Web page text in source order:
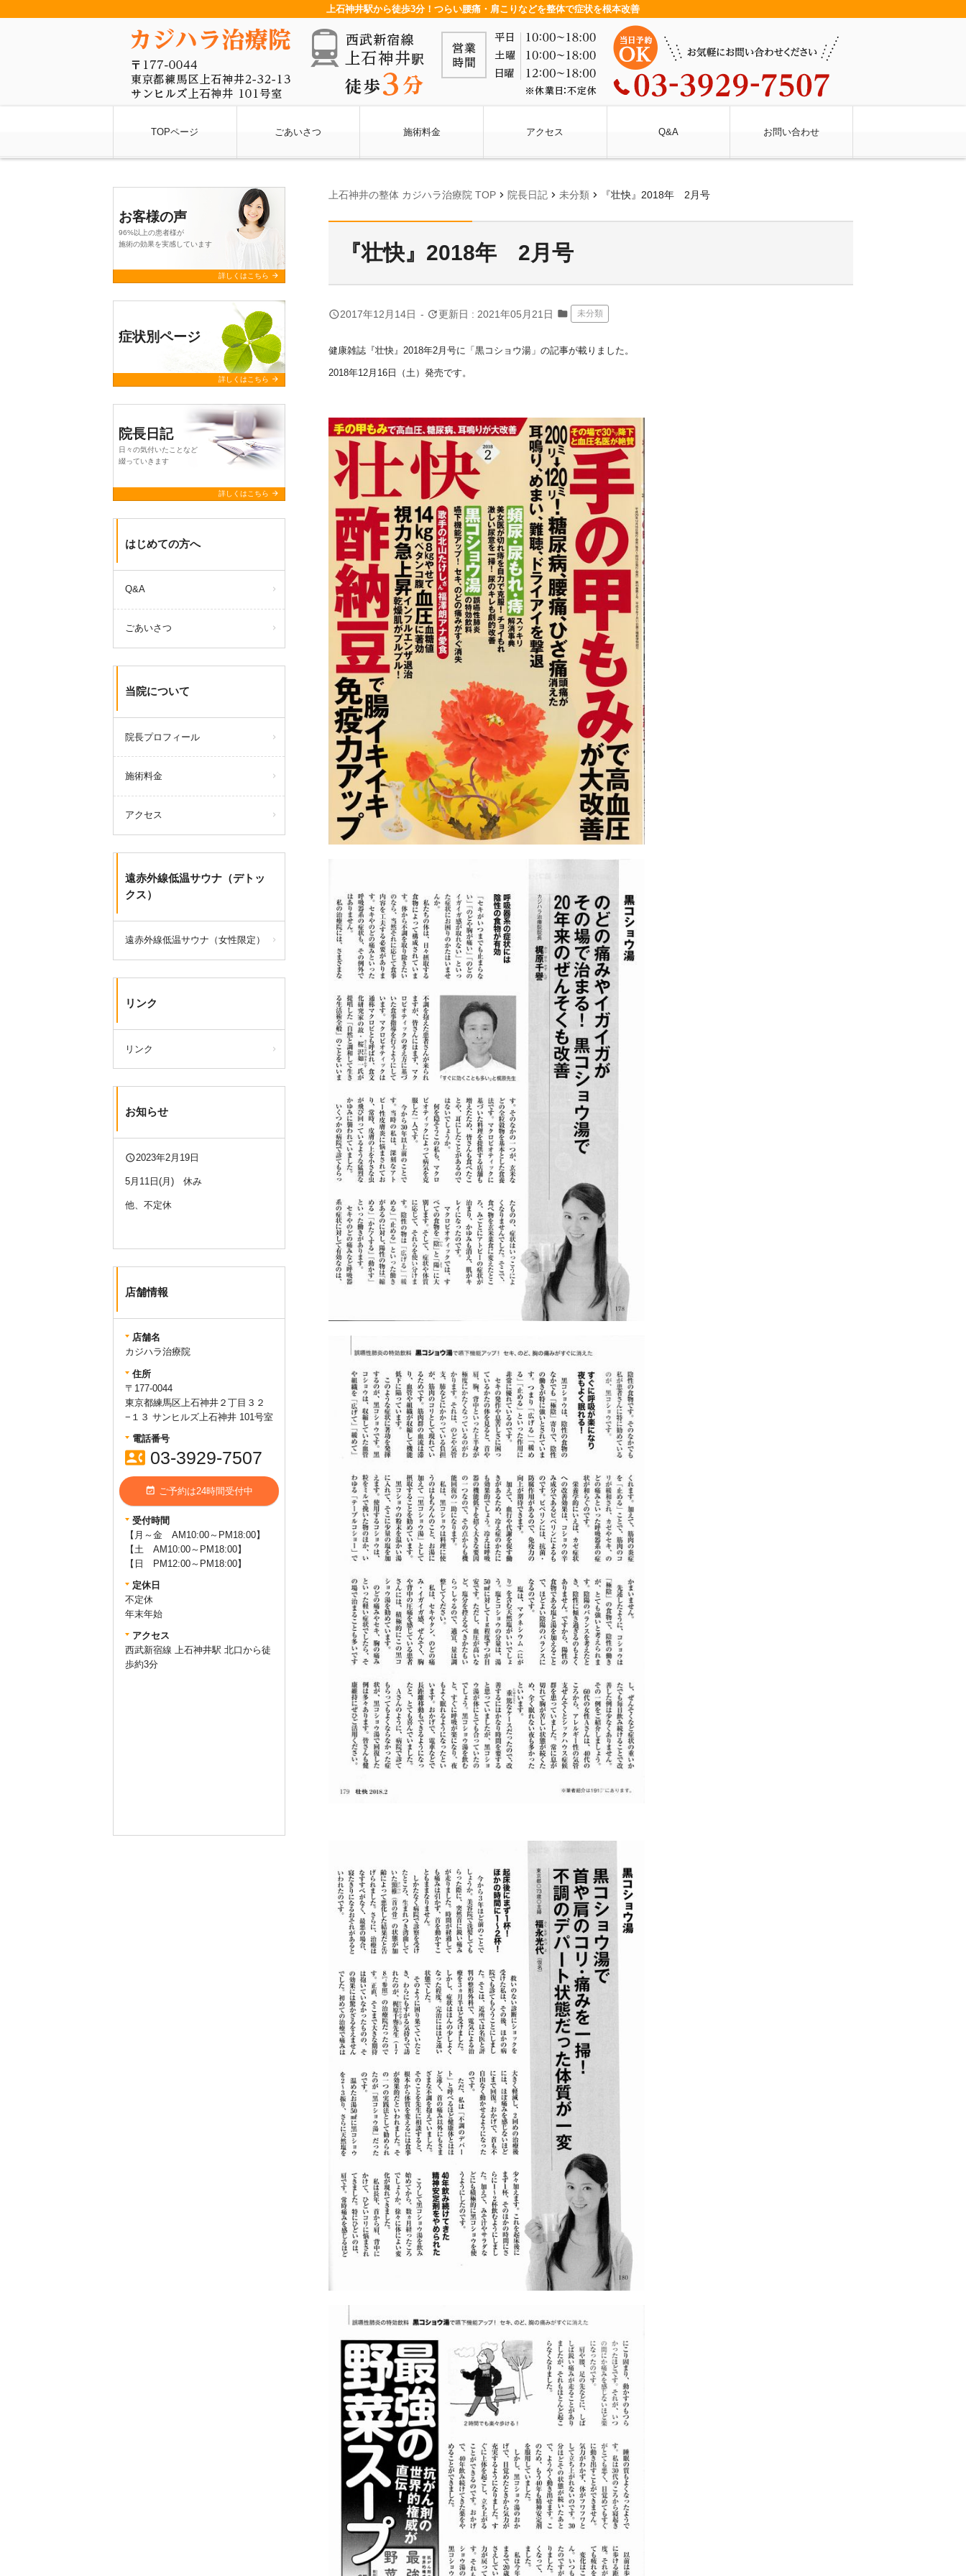
上石神井駅から徒歩3分！つらい腰痛・肩こりなどを整体で症状を根本改善
TOPページ ごあいさつ 施術料金 アクセス Q&A お問い合わせ
上石神井の整体 カジハラ治療院 TOP chevron_right 院長日記 chevron_right 未分類 chevron_right 『壮快』2018年 2月号
『壮快』2018年 2月号
query_builder2017年12月14日 - update更新日 : 2021年05月21日 folder 未分類
健康雑誌『壮快』2018年2月号に「黒コショウ湯」の記事が載りました。
2018年12月16日（土）発売です。
お客様の声
96%以上の患者様が
施術の効果を実感しています
詳しくはこちら arrow_forward
症状別ページ
詳しくはこちら arrow_forward
院長日記
日々の気付いたことなど
綴っていきます
詳しくはこちら arrow_forward
はじめての方へ
Q&A
ごあいさつ
当院について
院長プロフィール
施術料金
アクセス
遠赤外線低温サウナ（デトッ
クス）
遠赤外線低温サウナ（女性限定）
リンク
リンク
お知らせ
query_builder2023年2月19日
5月11日(月) 休み
他、不定休
店舗情報
店舗名
カジハラ治療院
住所
〒177-0044
東京都練馬区上石神井２丁目３２
−１３ サンヒルズ上石神井 101号室
電話番号
contact_phone 03-3929-7507
event_available ご予約は24時間受付中
受付時間
【月～金 AM10:00～PM18:00】
【土 AM10:00～PM18:00】
【日 PM12:00～PM18:00】
定休日
不定休
年末年始
アクセス
西武新宿線 上石神井駅 北口から徒
歩約3分